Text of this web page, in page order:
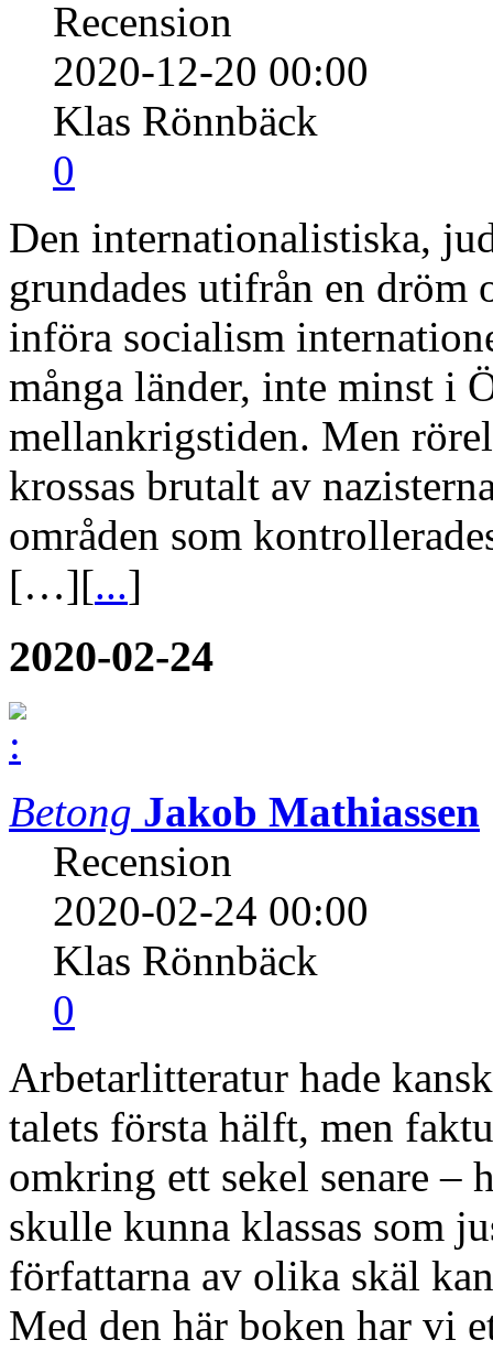
Recension
2020-12-20 00:00
Klas Rönnbäck
0
Den internationalistiska,
grundades utifrån en dröm
införa socialism
många länder, inte minst i
mellankrigstiden. Men
krossas brutalt av
områden som
[…][...]
2020-02-24
Betong Jakob Mathiassen
Recension
2020-02-24 00:00
Klas Rönnbäck
0
Arbetarlitteratur hade
talets första hälft, men
omkring ett sekel senare –
skulle kunna klassas som
författarna av olika skäl
Med den här boken har vi